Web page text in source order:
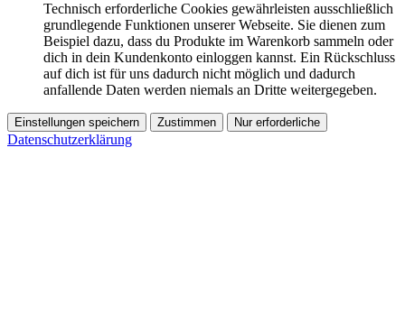
Technisch erforderliche Cookies gewährleisten ausschließlich
grundlegende Funktionen unserer Webseite. Sie dienen zum
Beispiel dazu, dass du Produkte im Warenkorb sammeln oder
dich in dein Kundenkonto einloggen kannst. Ein Rückschluss
auf dich ist für uns dadurch nicht möglich und dadurch
anfallende Daten werden niemals an Dritte weitergegeben.
Einstellungen speichern Zustimmen Nur erforderliche
Datenschutzerklärung